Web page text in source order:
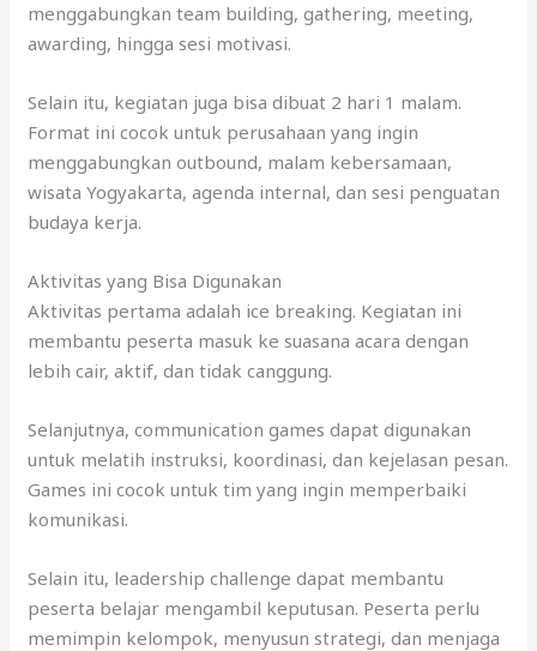
menggabungkan team building, gathering, meeting,
awarding, hingga sesi motivasi.
Selain itu, kegiatan juga bisa dibuat 2 hari 1 malam.
Format ini cocok untuk perusahaan yang ingin
menggabungkan outbound, malam kebersamaan,
wisata Yogyakarta, agenda internal, dan sesi penguatan
budaya kerja.
Aktivitas yang Bisa Digunakan
Aktivitas pertama adalah ice breaking. Kegiatan ini
membantu peserta masuk ke suasana acara dengan
lebih cair, aktif, dan tidak canggung.
Selanjutnya, communication games dapat digunakan
untuk melatih instruksi, koordinasi, dan kejelasan pesan.
Games ini cocok untuk tim yang ingin memperbaiki
komunikasi.
Selain itu, leadership challenge dapat membantu
peserta belajar mengambil keputusan. Peserta perlu
memimpin kelompok, menyusun strategi, dan menjaga